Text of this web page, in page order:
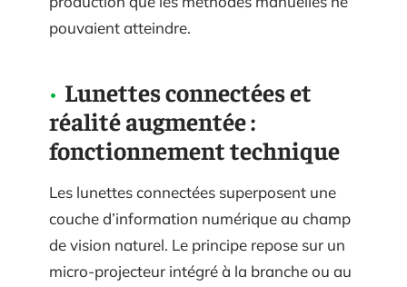
pouvaient atteindre.
Lunettes connectées et
réalité augmentée :
fonctionnement technique
Les lunettes connectées superposent une
couche d’information numérique au champ
de vision naturel. Le principe repose sur un
micro-projecteur intégré à la branche ou au